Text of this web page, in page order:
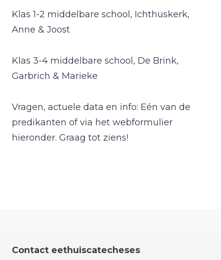
Klas 1-2 middelbare school, Ichthuskerk,
Anne & Joost
Klas 3-4 middelbare school, De Brink,
Garbrich & Marieke
Vragen, actuele data en info: Eén van de
predikanten of via het webformulier
hieronder. Graag tot ziens!
Contact eethuiscatecheses